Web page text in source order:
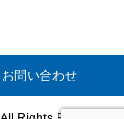
お問い合わせ